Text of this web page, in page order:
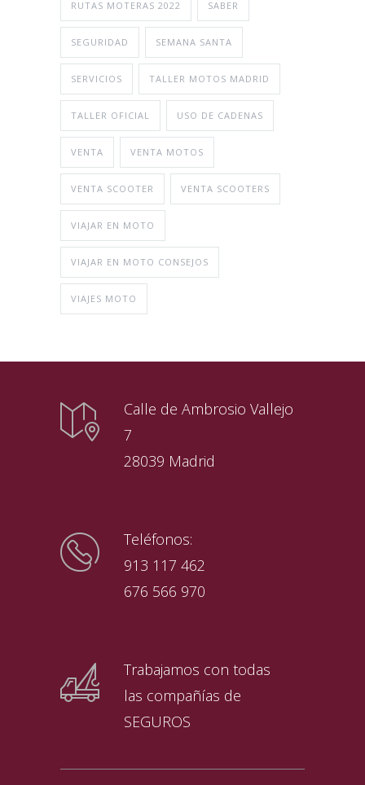
RUTAS MOTERAS 2022 SABER
SEGURIDAD SEMANA SANTA
SERVICIOS TALLER MOTOS MADRID
TALLER OFICIAL USO DE CADENAS
VENTA VENTA MOTOS
VENTA SCOOTER VENTA SCOOTERS
VIAJAR EN MOTO
VIAJAR EN MOTO CONSEJOS
VIAJES MOTO
Calle de Ambrosio Vallejo
7
28039 Madrid
Teléfonos:
913 117 462
676 566 970
Trabajamos con todas
las compañías de
SEGUROS